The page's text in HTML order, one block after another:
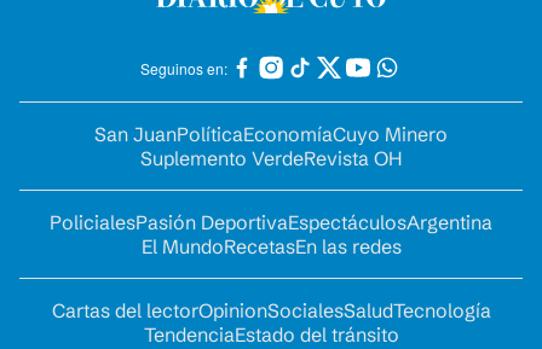
Seguinos en:
San JuanPolíticaEconomíaCuyo Minero
Suplemento VerdeRevista OH
PolicialesPasión DeportivaEspectáculosArgentina
El MundoRecetasEn las redes
Cartas del lectorOpinionSocialesSaludTecnología
TendenciaEstado del tránsito